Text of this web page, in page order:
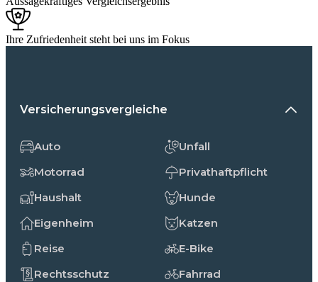
Ihre Zufriedenheit steht bei uns im Fokus
Versicherungsvergleiche
Auto
Motorrad
Haushalt
Eigenheim
Reise
Rechtsschutz
Unfall
Privathaftpflicht
Hunde
Katzen
E-Bike
Fahrrad